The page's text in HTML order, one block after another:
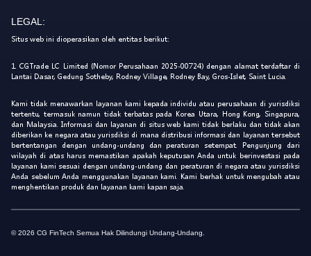
LEGAL:
Situs web ini dioperasikan oleh entitas berikut:
1. CGTrade LC Limited (Nomor Perusahaan 2025-00724) dengan alamat terdaftar di
Lantai Dasar, Gedung Sotheby, Rodney Village, Rodney Bay, Gros-Islet, Saint Lucia.
Kami tidak menawarkan layanan kami kepada individu atau perusahaan di yurisdiksi
tertentu, termasuk namun tidak terbatas pada Korea Utara, Hong Kong, Singapura,
dan Malaysia. Informasi dan layanan di situs web kami tidak berlaku dan tidak akan
diberikan ke negara atau yurisdiksi di mana distribusi informasi dan layanan tersebut
bertentangan dengan undang-undang dan peraturan setempat. Pengunjung dari
wilayah di atas harus memastikan apakah keputusan Anda untuk berinvestasi pada
layanan kami sesuai dengan undang-undang dan peraturan di negara atau yurisdiksi
Anda sebelum Anda menggunakan layanan kami. Kami berhak untuk mengubah atau
menghentikan produk dan layanan kami kapan saja.
© 2026 CG FinTech Semua Hak Dilindungi Undang-Undang.